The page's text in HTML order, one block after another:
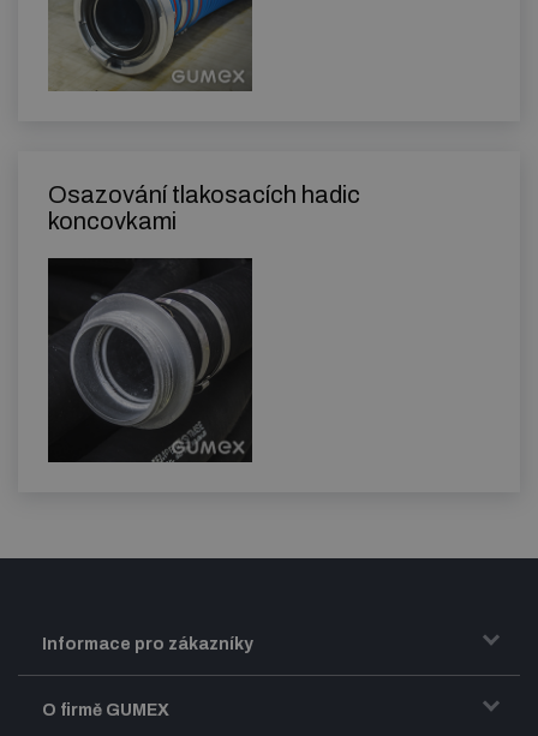
Osazování tlakosacích hadic
koncovkami
Informace pro zákazníky
Doprava a zasílání zboží
O firmě GUMEX